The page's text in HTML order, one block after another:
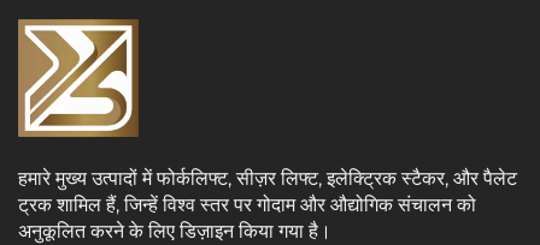
हमारे मुख्य उत्पादों में फोर्कलिफ्ट, सीज़र लिफ्ट, इलेक्ट्रिक स्टैकर, और पैलेट
ट्रक शामिल हैं, जिन्हें विश्व स्तर पर गोदाम और औद्योगिक संचालन को
अनुकूलित करने के लिए डिज़ाइन किया गया है।